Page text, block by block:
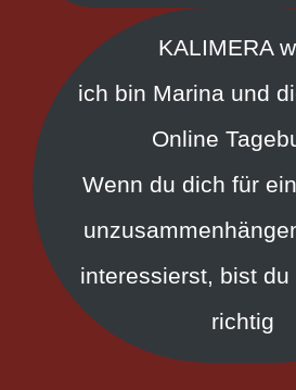
KALIMERA
ich bin Marina und
Online
Wenn du dich für
interessierst, bist du
richtig